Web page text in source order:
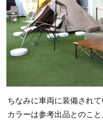
ちなみに車両に装備され
カラーは参考出品とのこ